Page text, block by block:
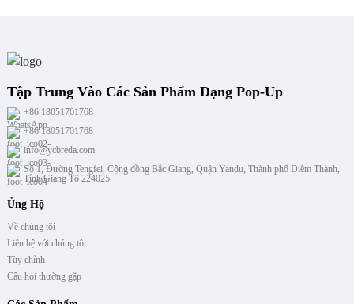
Tập Trung Vào Các Sản Phẩm Dạng Pop-Up
+86 18051701768
+86 18051701768
info@ycbreda.com
Số 1, Đường Tengfei, Cộng đồng Bắc Giang, Quận Yandu, Thành phố Diêm Thành,
Tỉnh Giang Tô 224025
Ủng Hộ
Về chúng tôi
Liên hệ với chúng tôi
Tùy chỉnh
Câu hỏi thường gặp